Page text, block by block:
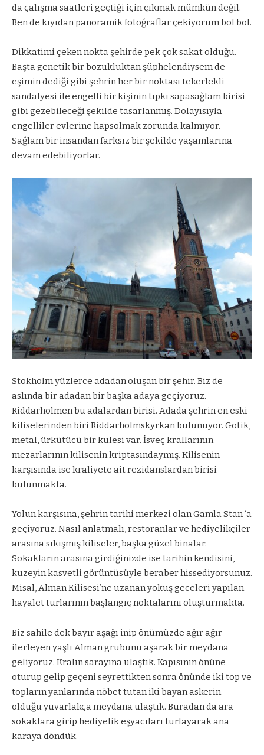
da çalışma saatleri geçtiği için çıkmak mümkün değil.
Ben de kıyıdan panoramik fotoğraflar çekiyorum bol bol.
Dikkatimi çeken nokta şehirde pek çok sakat olduğu.
Başta genetik bir bozukluktan şüphelendiysem de
eşimin dediği gibi şehrin her bir noktası tekerlekli
sandalyesi ile engelli bir kişinin tıpkı sapasağlam birisi
gibi gezebileceği şekilde tasarlanmış. Dolayısıyla
engelliler evlerine hapsolmak zorunda kalmıyor.
Sağlam bir insandan farksız bir şekilde yaşamlarına
devam edebiliyorlar.
Stokholm yüzlerce adadan oluşan bir şehir. Biz de
aslında bir adadan bir başka adaya geçiyoruz.
Riddarholmen bu adalardan birisi. Adada şehrin en eski
kiliselerinden biri Riddarholmskyrkan bulunuyor. Gotik,
metal, ürkütücü bir kulesi var. İsveç krallarının
mezarlarının kilisenin kriptasındaymış. Kilisenin
karşısında ise kraliyete ait rezidanslardan birisi
bulunmakta.
Yolun karşısına, şehrin tarihi merkezi olan Gamla Stan ‘a
geçiyoruz. Nasıl anlatmalı, restoranlar ve hediyelikçiler
arasına sıkışmış kiliseler, başka güzel binalar.
Sokakların arasına girdiğinizde ise tarihin kendisini,
kuzeyin kasvetli görüntüsüyle beraber hissediyorsunuz.
Misal, Alman Kilisesi’ne uzanan yokuş geceleri yapılan
hayalet turlarının başlangıç noktalarını oluşturmakta.
Biz sahile dek bayır aşağı inip önümüzde ağır ağır
ilerleyen yaşlı Alman grubunu aşarak bir meydana
geliyoruz. Kralın sarayına ulaştık. Kapısının önüne
oturup gelip geçeni seyrettikten sonra önünde iki top ve
topların yanlarında nöbet tutan iki bayan askerin
olduğu yuvarlakça meydana ulaştık. Buradan da ara
sokaklara girip hediyelik eşyacıları turlayarak ana
karaya döndük.